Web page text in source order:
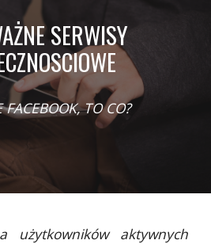
SERWISY
FACEBOOK, TO CO?
użytkowników aktywnych